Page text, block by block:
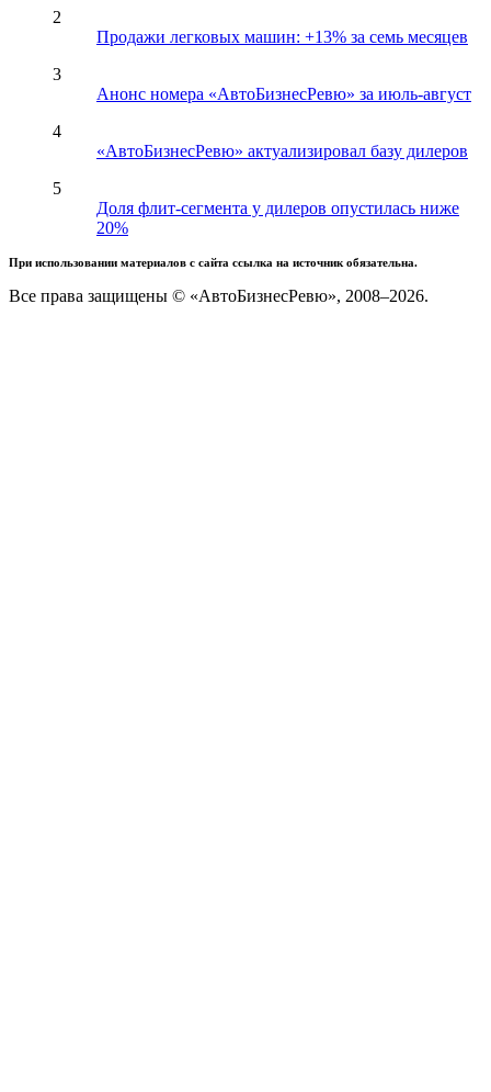
2
Продажи легковых машин: +13% за семь месяцев
3
Анонс номера «АвтоБизнесРевю» за июль-август
4
«АвтоБизнесРевю» актуализировал базу дилеров
5
Доля флит-сегмента у дилеров опустилась ниже
20%
При использовании материалов с сайта ссылка на источник обязательна.
Все права защищены © «АвтоБизнесРевю», 2008–2026.